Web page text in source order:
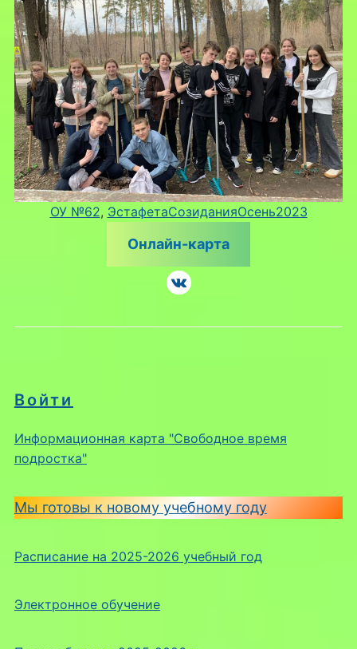
Войти
Информационная карта "Свободное время
подростка"
Мы готовы к новому учебному году
Расписание на 2025-2026 учебный год
Электронное обучение
ОУ №62, ЭстафетаСозиданияОсень2023
Онлайн-карта